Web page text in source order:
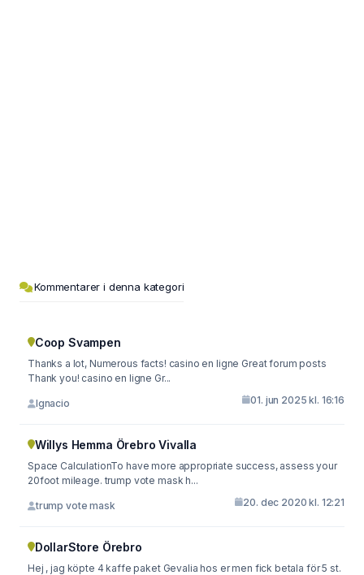
Kommentarer i denna kategori
Coop Svampen
Thanks a lot, Numerous facts! casino en ligne Great forum posts
Thank you! casino en ligne Gr...
Ignacio 01. jun 2025 kl. 16:16
Willys Hemma Örebro Vivalla
Space CalculationTo have more appropriate success, assess your
20foot mileage. trump vote mask h...
trump vote mask 20. dec 2020 kl. 12:21
DollarStore Örebro
Hej , jag köpte 4 kaffe paket Gevalia hos er men fick betala för 5 st.